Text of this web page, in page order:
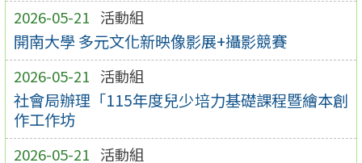
2026-05-21 活動組
開南大學 多元文化新映像影展+攝影競賽
2026-05-21 活動組
社會局辦理「115年度兒少培力基礎課程暨繪本創
作工作坊
2026-05-21 活動組